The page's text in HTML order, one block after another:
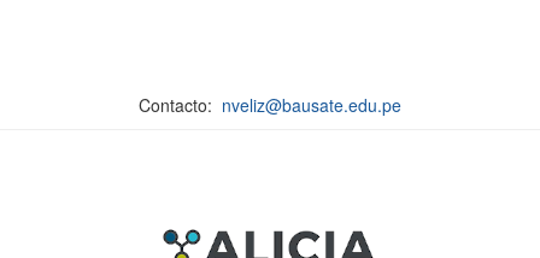
Contacto: nveliz@bausate.edu.pe